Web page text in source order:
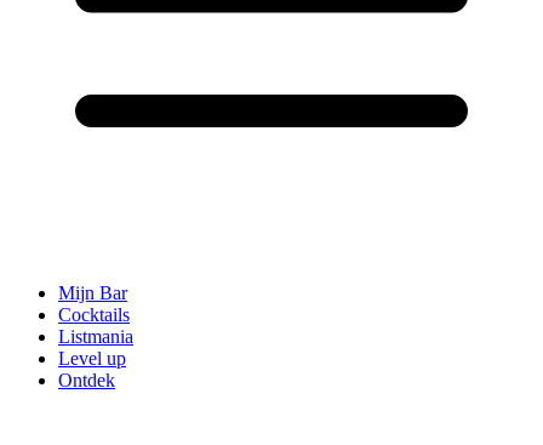
Mijn Bar
Cocktails
Listmania
Level up
Ontdek